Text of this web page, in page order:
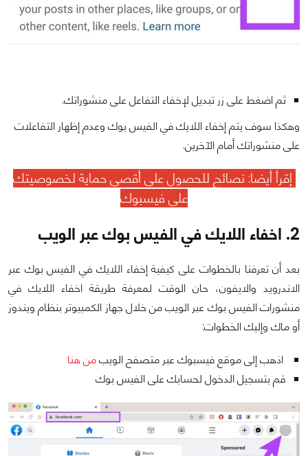
ثم اضغط على زر تبديل لإخفاء التفاعل على منشوراتك.
وهكذا سوف يتم إخفاء اللايك في الفيس بوك وعدم إظهار التفاعلات
على منشوراتك أمام الآخرين.
إقرأ أيضا: نصائح للحصول على أقصى حماية لخصوصيتك
على فيسبوك
2. اخفاء اللايك في الفيس بوك عبر الويب
بعد أن تعرفنا بالخطوات على كيفية إخفاء اللايك في الفيس بوك عبر
الاندرويد والايفون، حان الوقت لمعرفة طريقة اخفاء اللايك في
منشورات الفيس بوك عبر الويب من خلال جهاز الكمبيوتر بنظام ويندوز
أو ماك وإليك الخطوات:
اذهب إلى موقع فيسبوك عبر متصفح الويبمن هنا
قم بتسجيل الدخول لحسابك على الفيس بوك